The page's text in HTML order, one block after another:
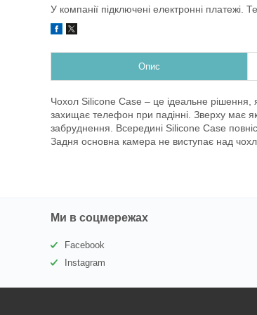
У компанії підключені електронні
Опис
Чохол Silicone Case – це ідеальне рішення,
захищає телефон при падінні. Зверху має
забруднення. Всередині Silicone Case
Задня основна камера не виступає над
Ми в соцмережах
Facebook
Instagram